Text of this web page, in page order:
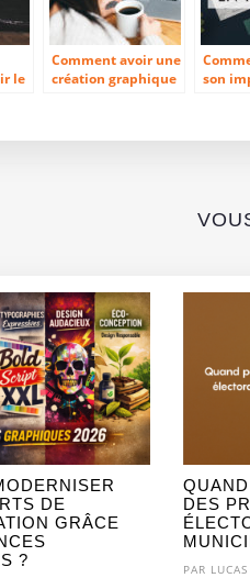
le
Comment avoir une
création graphique
son
DE
GRÂCE
?
DES
PAR